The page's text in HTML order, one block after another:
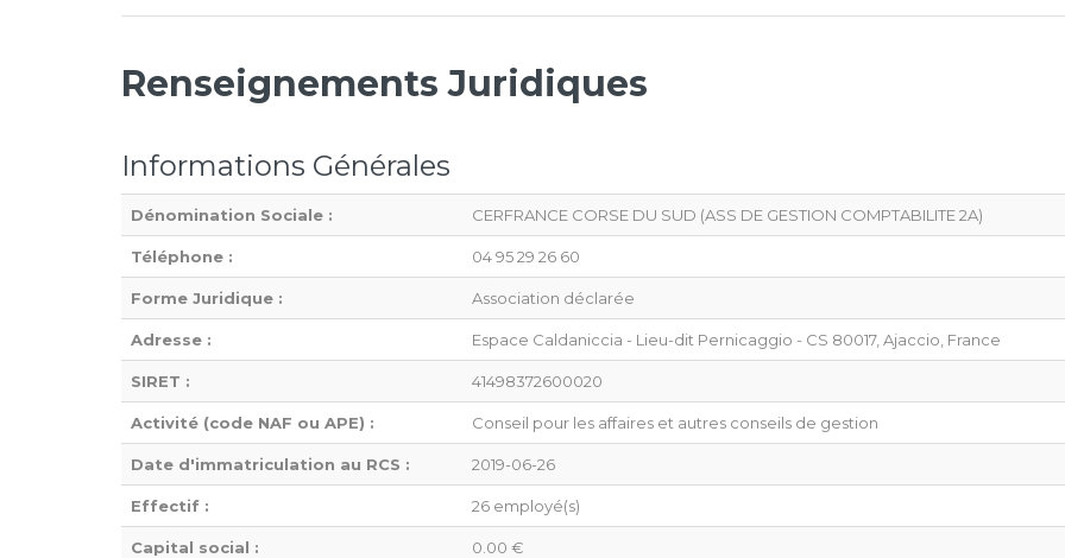
Renseignements Juridiques
Informations Générales
Dénomination Sociale : CERFRANCE CORSE DU SUD (ASS DE GESTION COMPTABILITE 2A)
Téléphone : 04 95 29 26 60
Forme Juridique : Association déclarée
Adresse : Espace Caldaniccia - Lieu-dit Pernicaggio - CS 80017, Ajaccio, France
SIRET : 41498372600020
Activité (code NAF ou APE) : Conseil pour les affaires et autres conseils de gestion
Date d'immatriculation au RCS : 2019-06-26
Effectif : 26 employé(s)
Capital social : 0.00 €